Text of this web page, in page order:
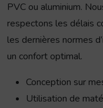
PVC ou aluminium.
respectons les délais
les dernières normes
un confort optimal.
Conception sur
Utilisation de